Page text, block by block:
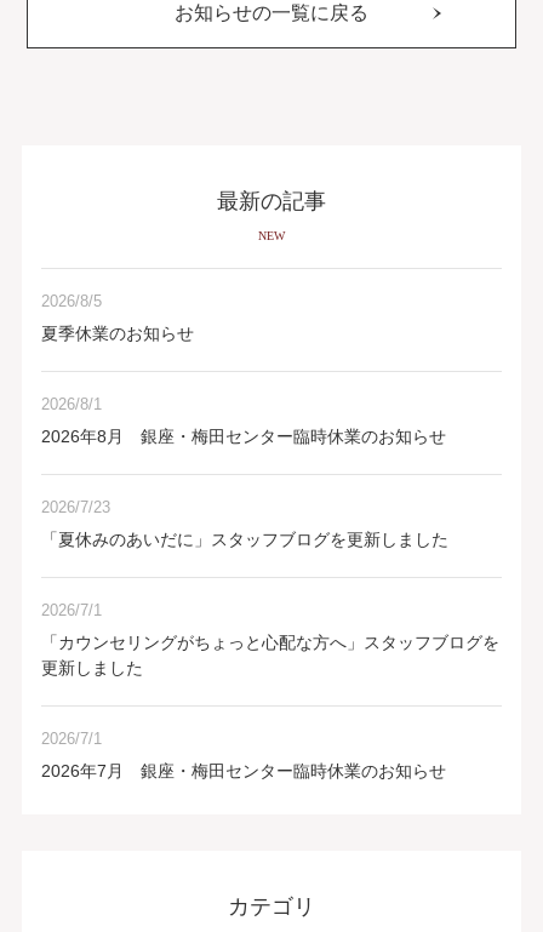
お知らせの一覧に戻る
最新の記事
NEW
2026/8/5
夏季休業のお知らせ
2026/8/1
2026年8月 銀座・梅田センター臨時休業のお知らせ
2026/7/23
「夏休みのあいだに」スタッフブログを更新しました
2026/7/1
「カウンセリングがちょっと心配な方へ」スタッフブログを
更新しました
2026/7/1
2026年7月 銀座・梅田センター臨時休業のお知らせ
カテゴリ